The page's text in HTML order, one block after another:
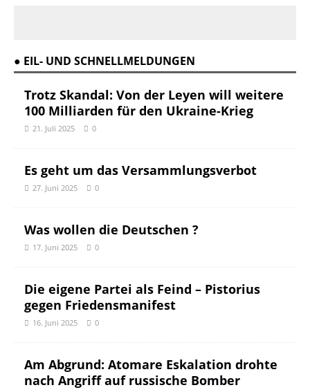
● EIL- UND SCHNELLMELDUNGEN
Trotz Skandal: Von der Leyen will weitere
100 Milliarden für den Ukraine-Krieg
21. Juli 2025 0
Es geht um das Versammlungsverbot
27. Juni 2025 0
Was wollen die Deutschen ?
17. Juni 2025 0
Die eigene Partei als Feind – Pistorius
gegen Friedensmanifest
16. Juni 2025 0
Am Abgrund: Atomare Eskalation drohte
nach Angriff auf russische Bomber